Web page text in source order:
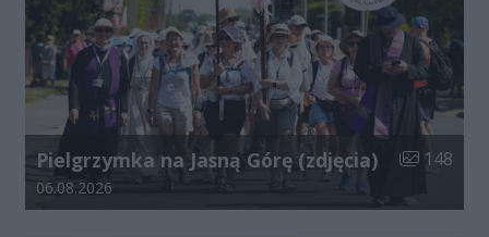
Pielgrzymka na Jasną Górę (zdjęcia) Liczba
148
Data dodania galerii:
06.08.2026